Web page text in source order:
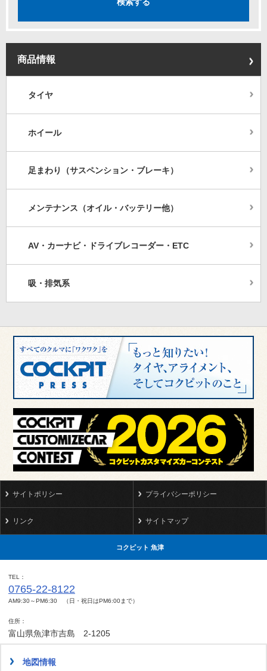
商品情報
タイヤ
ホイール
足まわり（サスペンション・ブレーキ）
メンテナンス（オイル・バッテリー他）
AV・カーナビ・ドライブレコーダー・ETC
吸・排気系
サイトポリシー プライバシーポリシー
リンク サイトマップ
コクピット 魚津
TEL
0765-22-8122
AM9:30～PM6:30 （日・祝日はPM6:00まで）
住所
富山県魚津市吉島 2-1205
地図情報